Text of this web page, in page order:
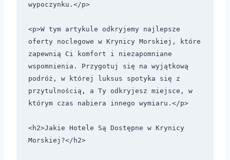
wypoczynku.</p>
<p>W tym artykule odkryjemy najlepsze
oferty noclegowe w Krynicy Morskiej, które
zapewnią Ci komfort i niezapomniane
wspomnienia. Przygotuj się na wyjątkową
podróż, w której luksus spotyka się z
przytulnością, a Ty odkryjesz miejsce, w
którym czas nabiera innego wymiaru.</p>
<h2>Jakie Hotele Są Dostępne w Krynicy
Morskiej?</h2>